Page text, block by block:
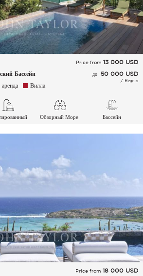
Бассейн
Price from 13 000 USD
до 50 000 USD
/ Неделя
Вилла
Обзорный Море Бассейн
Price from 18 000 USD